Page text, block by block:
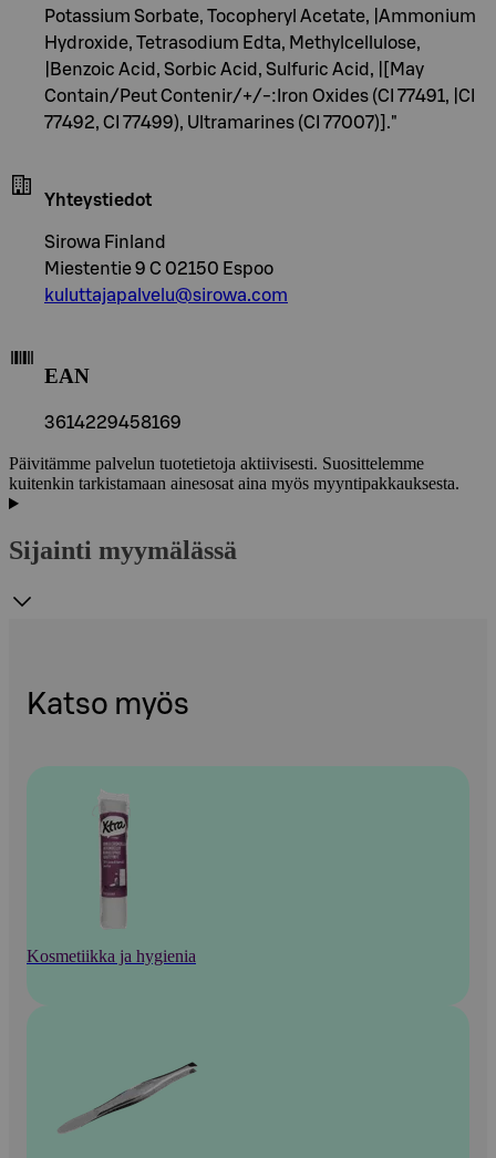
Potassium Sorbate, Tocopheryl Acetate, |Ammonium
Hydroxide, Tetrasodium Edta, Methylcellulose,
|Benzoic Acid, Sorbic Acid, Sulfuric Acid, |[May
Contain/Peut Contenir/+/-:Iron Oxides (CI 77491, |CI
77492, CI 77499), Ultramarines (CI 77007)]."
Yhteystiedot
Sirowa Finland
Miestentie 9 C 02150 Espoo
kuluttajapalvelu@sirowa.com
EAN
3614229458169
Päivitämme palvelun tuotetietoja aktiivisesti. Suosittelemme
kuitenkin tarkistamaan ainesosat aina myös myyntipakkauksesta.
Sijainti myymälässä
Katso myös
Kosmetiikka ja hygienia